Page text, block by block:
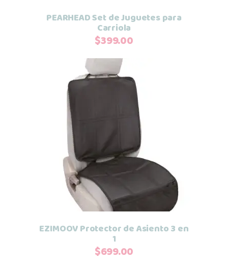
PEARHEAD Set de Juguetes para
Carriola
$399.00
Añadir al carrito
EZIMOOV Protector de Asiento 3 en
1
$699.00